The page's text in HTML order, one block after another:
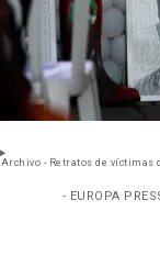
Archivo - Retratos de víctimas
- EUROPA